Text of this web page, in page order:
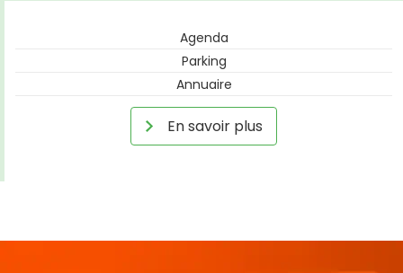
Agenda
Parking
Annuaire
En savoir plus